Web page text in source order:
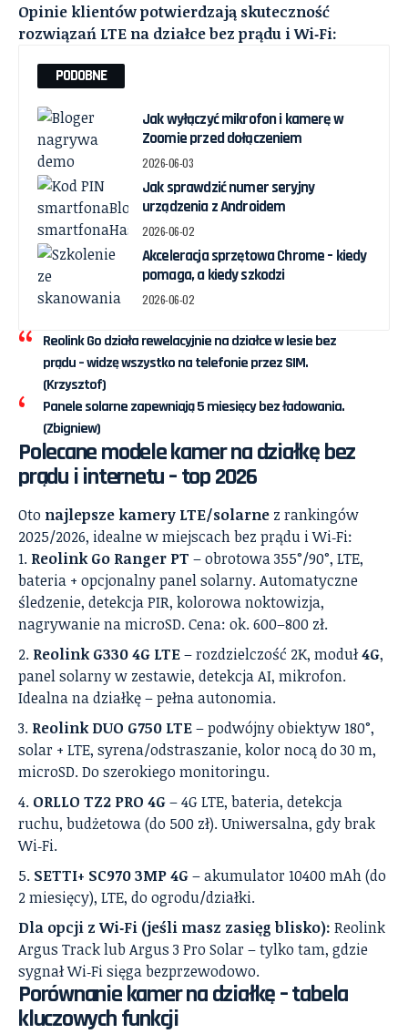
Opinie klientów potwierdzają skuteczność
rozwiązań LTE na działce bez prądu i Wi‑Fi:
PODOBNE
Jak wyłączyć mikrofon i kamerę w
Zoomie przed dołączeniem
2026-06-03
Jak sprawdzić numer seryjny
urządzenia z Androidem
2026-06-02
Akceleracja sprzętowa Chrome – kiedy
pomaga, a kiedy szkodzi
2026-06-02
Reolink Go działa rewelacyjnie na działce w lesie bez
prądu – widzę wszystko na telefonie przez SIM.
(Krzysztof)
Panele solarne zapewniają 5 miesięcy bez ładowania.
(Zbigniew)
Polecane modele kamer na działkę bez
prądu i internetu – top 2026
Oto najlepsze kamery LTE/solarne z rankingów
2025/2026, idealne w miejscach bez prądu i Wi‑Fi:
Reolink Go Ranger PT – obrotowa 355°/90°, LTE,
bateria + opcjonalny panel solarny. Automatyczne
śledzenie, detekcja PIR, kolorowa noktowizja,
nagrywanie na microSD. Cena: ok. 600–800 zł.
Reolink G330 4G LTE– rozdzielczość 2K, moduł4G,
panel solarny w zestawie, detekcja AI, mikrofon.
Idealna na działkę – pełna autonomia.
Reolink DUO G750 LTE– podwójny obiektyw 180°,
solar + LTE, syrena/odstraszanie, kolor nocą do 30 m,
microSD. Do szerokiego monitoringu.
ORLLO TZ2 PRO 4G– 4G LTE, bateria, detekcja
ruchu, budżetowa (do 500 zł). Uniwersalna, gdy brak
Wi‑Fi.
SETTI+ SC970 3MP 4G– akumulator 10400 mAh (do
2 miesięcy), LTE, do ogrodu/działki.
Dla opcji z Wi‑Fi (jeśli masz zasięg blisko): Reolink
Argus Track lub Argus 3 Pro Solar – tylko tam, gdzie
sygnał Wi‑Fi sięga bezprzewodowo.
Porównanie kamer na działkę – tabela
kluczowych funkcji